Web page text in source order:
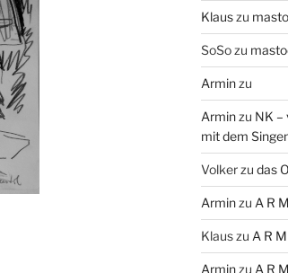
Klauszu
SoSozu
Arminzu
Arminzu NK –
mit dem
Volkerzu das
Arminzu A R
Klauszu A R
Arminzu A R